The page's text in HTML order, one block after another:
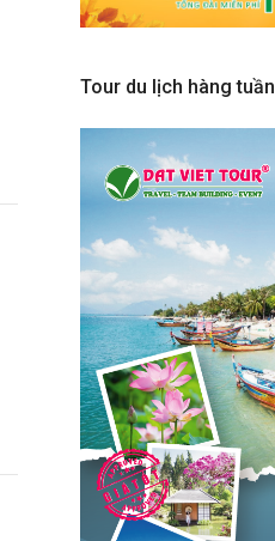
Tour du lịch hàng tuần